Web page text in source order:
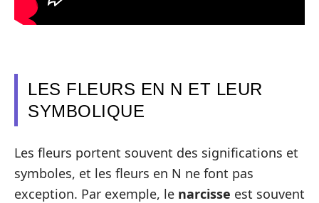
LES FLEURS EN N ET LEUR
SYMBOLIQUE
Les fleurs portent souvent des significations et
symboles, et les fleurs en N ne font pas
exception. Par exemple, le narcisse est souvent